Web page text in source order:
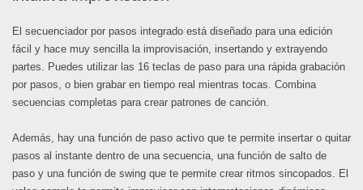
El secuenciador por pasos integrado está diseñado para una edición
fácil y hace muy sencilla la improvisación, insertando y extrayendo
partes. Puedes utilizar las 16 teclas de paso para una rápida grabación
por pasos, o bien grabar en tiempo real mientras tocas. Combina
secuencias completas para crear patrones de canción.
Además, hay una función de paso activo que te permite insertar o quitar
pasos al instante dentro de una secuencia, una función de salto de
paso y una función de swing que te permite crear ritmos sincopados. El